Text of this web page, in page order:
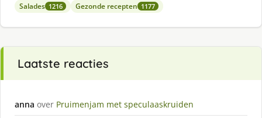
Salades 1216 Gezonde recepten 1177
Laatste reacties
anna over Pruimenjam met speculaaskruiden